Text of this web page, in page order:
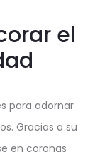
el
para adornar
Gracias a su
en coronas